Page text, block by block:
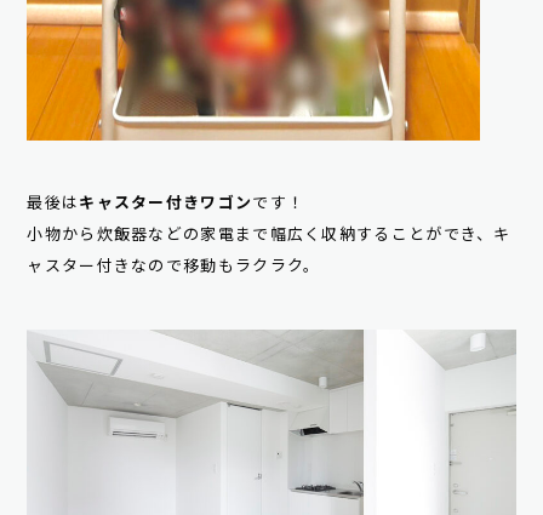
最後は キャスター付きワゴン です！
小物から炊飯器などの家電まで幅広く収納することができ、キ
ャスター付きなので移動もラクラク。